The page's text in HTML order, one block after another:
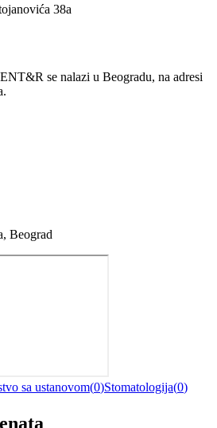
38a
se nalazi u Beogradu, na adresi
Beograd
sa ustanovom(0)Stomatologija(0)